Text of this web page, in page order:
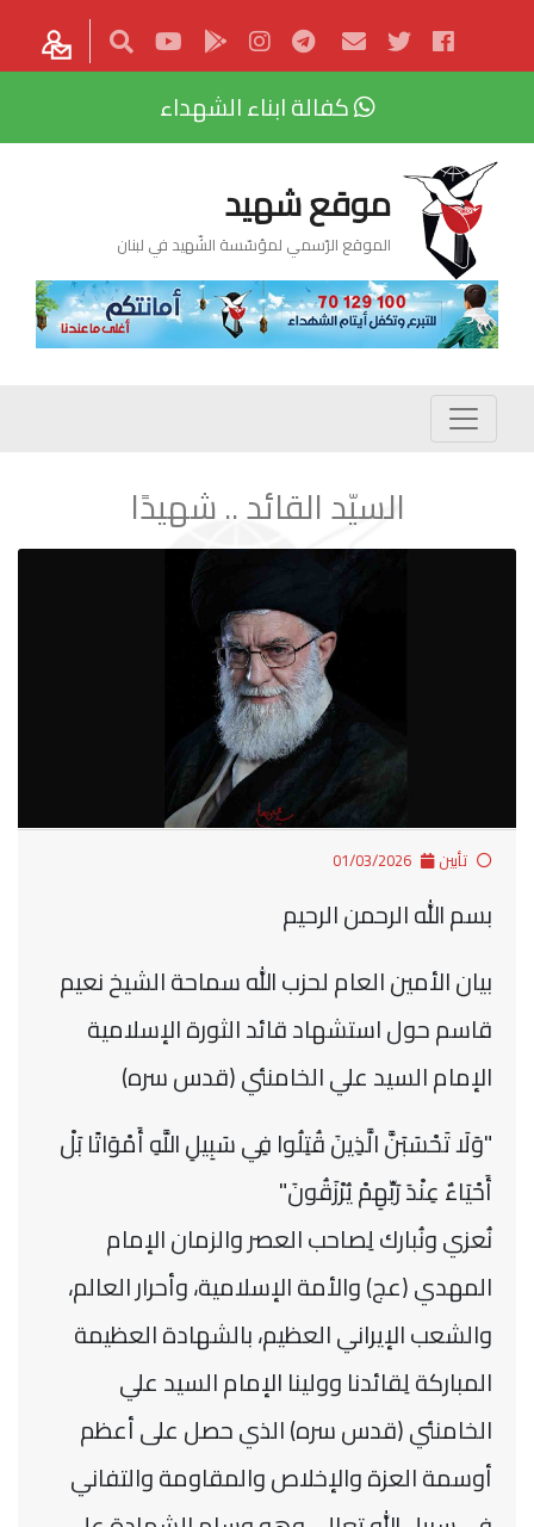
كفالة ابناء الشهداء
موقع شهيد
الموقع الرّسمي لمؤسّسة الشّهيد في لبنان
السيّد القائد .. شهيدًا
تأبين
بسم الله الرحمن الرحيم
بيان الأمين العام لحزب الله سماحة الشيخ نعيم
قاسم حول استشهاد قائد الثورة الإسلامية
الإمام السيد علي الخامنئي ‌‏(قدس سره)‏
‏"وَلَا تَحْسَبَنَّ الَّذِينَ قُتِلُوا فِي سَبِيلِ اللَّهِ أَمْوَاتًا بَلْ
أَحْيَاءٌ عِنْدَ رَبِّهِمْ يُرْزَقُونَ"‏
نُعزي ونُبارك لِصاحب العصر والزمان الإمام
المهدي (عج) والأمة الإسلامية، وأحرار العالم،
والشعب الإيراني العظيم، ‏بالشهادة العظيمة
المباركة لِقائدنا وولينا الإمام السيد علي
الخامنئي (قدس سره) الذي حصل على أعظم
أوسمة العزة ‏والإخلاص والمقاومة والتفاني